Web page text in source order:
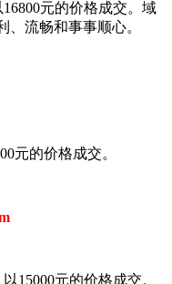
16800元的价格成交。域
、流畅和事事顺心。
元的价格成交。
15000元的价格成交。